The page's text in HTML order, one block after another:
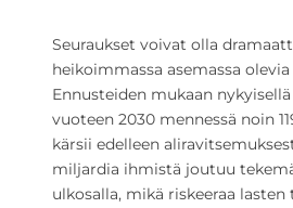
Seuraukset voivat olla
heikoimmassa asemassa
Ennusteiden mukaan
vuoteen 2030 mennessä noin
kärsii edelleen
miljardia ihmistä joutuu
ulkosalla, mikä riskeeraa lasten